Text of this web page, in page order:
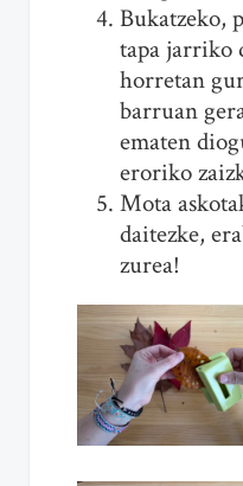
Bukatzeko,
tapa jarriko
horretan
barruan
ematen
eroriko
Mota
daitezke,
zurea!